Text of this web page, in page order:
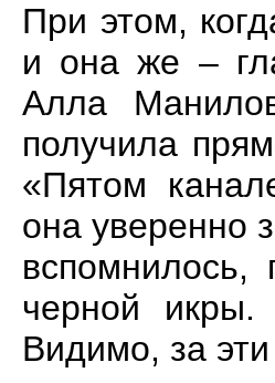
При этом,
и она же –
Алла
получила
«Пятом
она уверенно
черной
Видимо, за